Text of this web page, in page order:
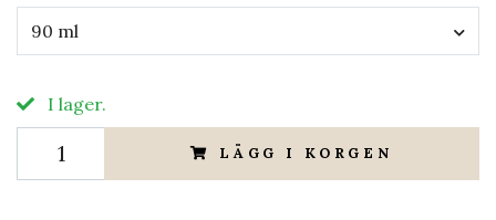
90 ml
I lager.
LÄGG I KORGEN